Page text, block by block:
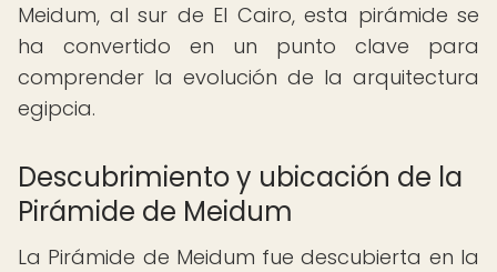
Meidum, al sur de El Cairo, esta pirámide se
ha convertido en un punto clave para
comprender la evolución de la arquitectura
egipcia.
Descubrimiento y ubicación de la
Pirámide de Meidum
La Pirámide de Meidum fue descubierta en la